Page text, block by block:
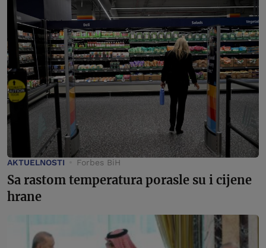
AKTUELNOSTI Forbes BiH
Sa rastom temperatura porasle su i cijene
hrane